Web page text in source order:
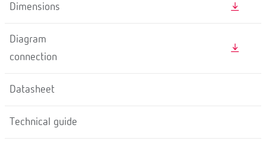
Dimensions
Diagram
connection
Datasheet
Technical guide